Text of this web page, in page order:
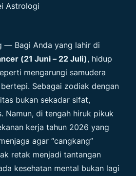
Astrologi
— Bagi Anda yang lahir di
(21 Juni – 22 Juli), hidup
mengarungi samudera
Sebagai zodiak dengan
bukan sekadar sifat,
Namun, di tengah hiruk pikuk
kerja tahun 2026 yang
agar “cangkang”
retak menjadi tantangan
kesehatan mental bukan lagi